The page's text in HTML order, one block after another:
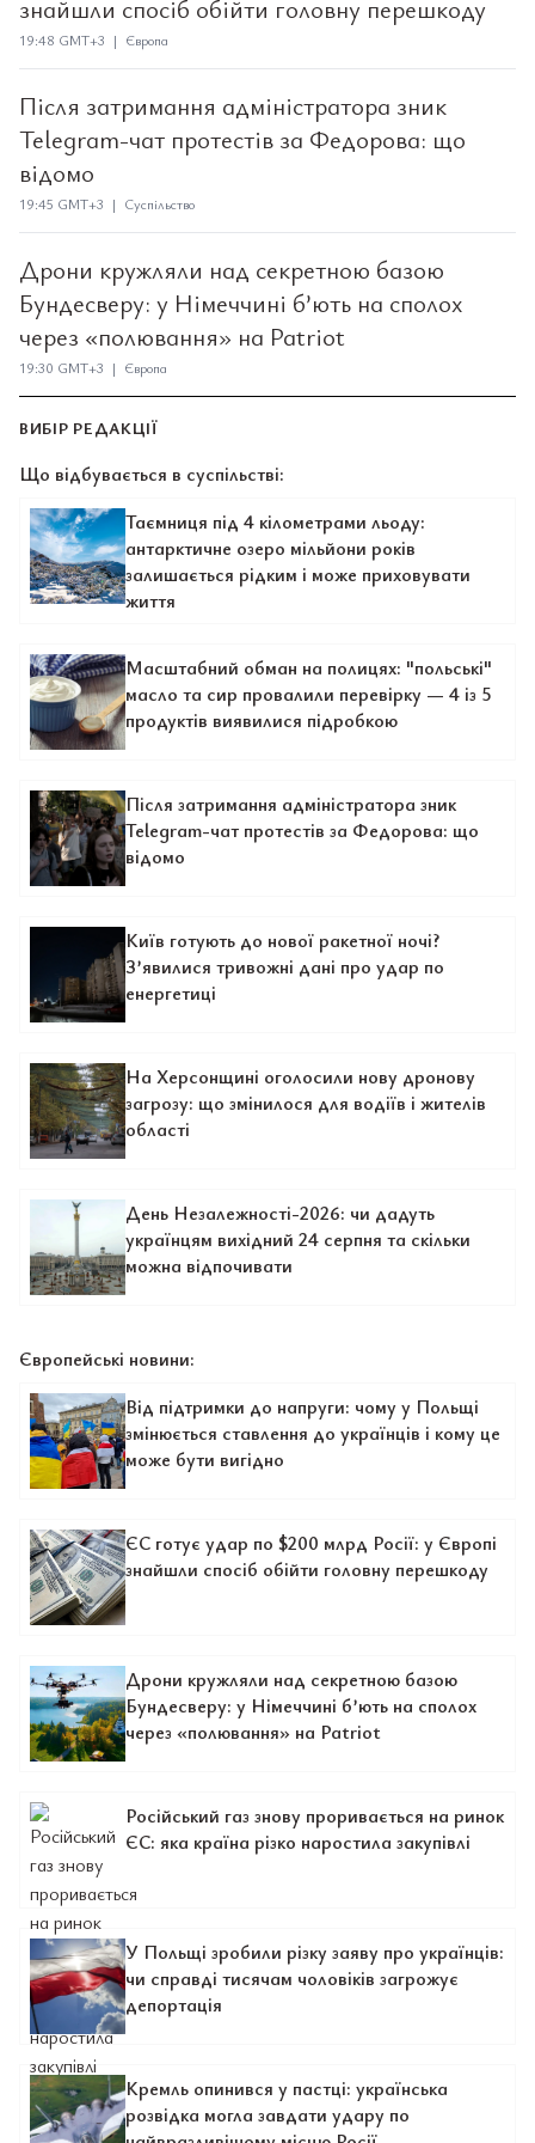
знайшли спосіб обійти головну перешкоду
19:48 GMT+3 | Європа
Після затримання адміністратора зник
Telegram-чат протестів за Федорова: що
відомо
19:45 GMT+3 | Суспільство
Дрони кружляли над секретною базою
Бундесверу: у Німеччині б’ють на сполох
через «полювання» на Patriot
19:30 GMT+3 | Європа
ВИБІР РЕДАКЦІЇ
Що відбувається в суспільстві:
Таємниця під 4 кілометрами льоду:
антарктичне озеро мільйони років
залишається рідким і може приховувати
життя
Масштабний обман на полицях: "польські"
масло та сир провалили перевірку — 4 із 5
продуктів виявилися підробкою
Після затримання адміністратора зник
Telegram-чат протестів за Федорова: що
відомо
Київ готують до нової ракетної ночі?
З’явилися тривожні дані про удар по
енергетиці
На Херсонщині оголосили нову дронову
загрозу: що змінилося для водіїв і жителів
області
День Незалежності-2026: чи дадуть
українцям вихідний 24 серпня та скільки
можна відпочивати
Європейські новини:
Від підтримки до напруги: чому у Польщі
змінюється ставлення до українців і кому це
може бути вигідно
ЄС готує удар по $200 млрд Росії: у Європі
знайшли спосіб обійти головну перешкоду
Дрони кружляли над секретною базою
Бундесверу: у Німеччині б’ють на сполох
через «полювання» на Patriot
Російський газ знову проривається на ринок
ЄС: яка країна різко наростила закупівлі
У Польщі зробили різку заяву про українців:
чи справді тисячам чоловіків загрожує
депортація
Кремль опинився у пастці: українська
розвідка могла завдати удару по